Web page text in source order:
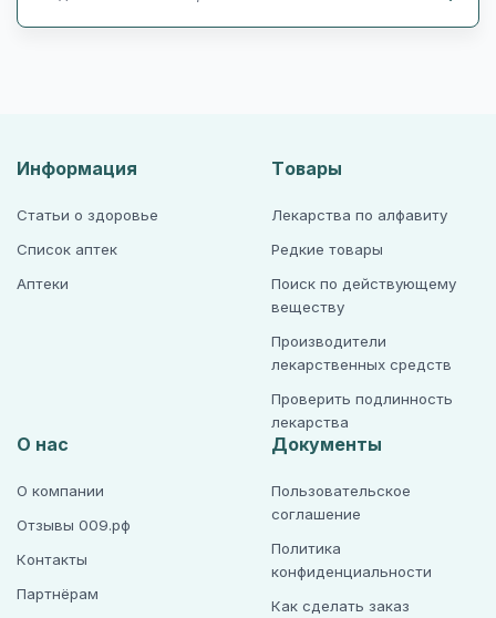
Информация
Статьи о здоровье
Список аптек
Аптеки
Товары
Лекарства по алфавиту
Редкие товары
Поиск по действующему
веществу
Производители
лекарственных средств
Проверить подлинность
лекарства
О нас
О компании
Отзывы 009.рф
Контакты
Партнёрам
Документы
Пользовательское
соглашение
Политика
конфиденциальности
Как сделать заказ